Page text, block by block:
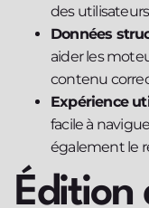
des
Données
aider les
contenu
Expérience
facile à
également le
Édition